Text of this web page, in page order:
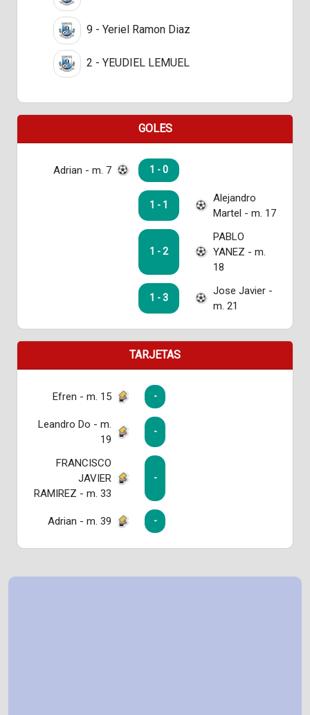
9 - Yeriel Ramon Diaz
2 - YEUDIEL LEMUEL
GOLES
Adrian - m. 7 1 - 0
1 - 1
Alejandro
Martel - m. 17
1 - 2
PABLO
YANEZ - m.
18
1 - 3
Jose Javier -
m. 21
TARJETAS
Efren - m. 15 -
Leandro Do - m.
19
-
FRANCISCO
JAVIER
RAMIREZ - m. 33
-
Adrian - m. 39 -